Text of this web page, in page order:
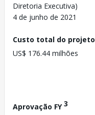
Diretoria Executiva)
4 de junho de 2021
Custo total do projeto
US$ 176.44 milhões
Aprovação FY3